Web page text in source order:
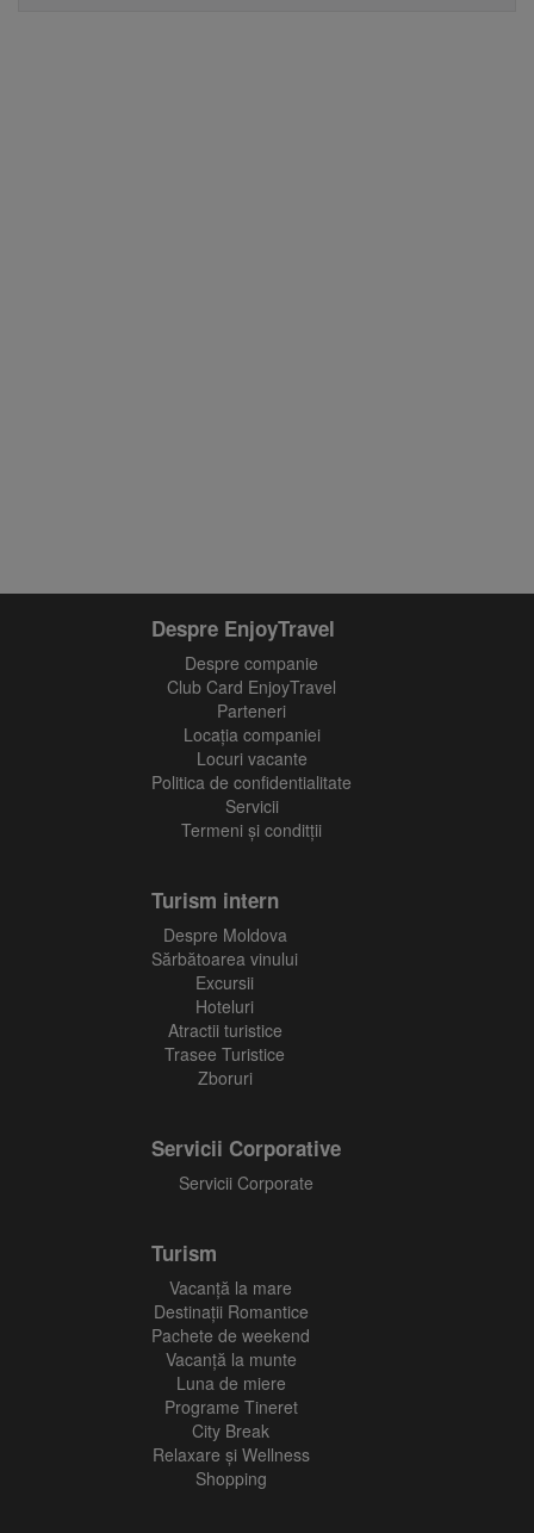
Despre EnjoyTravel
Despre companie
Club Card EnjoyTravel
Parteneri
Locaţia companiei
Locuri vacante
Politica de confidentialitate
Servicii
Termeni și conditții
Turism intern
Despre Moldova
Sărbătoarea vinului
Excursii
Hoteluri
Atractii turistice
Trasee Turistice
Zboruri
Servicii Corporative
Servicii Corporate
Turism
Vacanţă la mare
Destinații Romantice
Pachete de weekend
Vacanță la munte
Luna de miere
Programe Tineret
City Break
Relaxare și Wellness
Shopping